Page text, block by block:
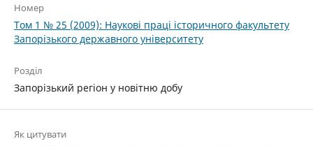
Номер
Том 1 № 25 (2009): Наукові праці історичного факультету
Запорізького державного університету
Розділ
Запорізький регіон у новітню добу
Як цитувати